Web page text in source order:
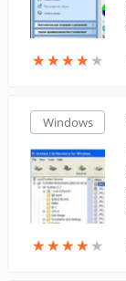
★★★★ ★
★★★★ ★
Windows
★★★★ ★
★★★★ ★